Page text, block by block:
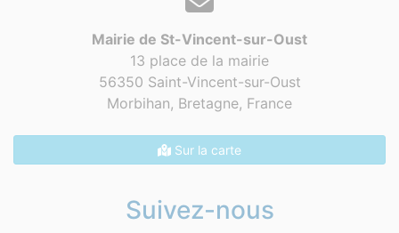
Mairie de St-Vincent-sur-Oust
13 place de la mairie
56350 Saint-Vincent-sur-Oust
Morbihan, Bretagne, France
Sur la carte
Suivez-nous